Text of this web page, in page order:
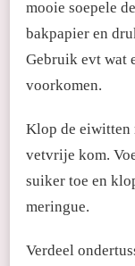
mooie soepele
bakpapier en
Gebruik evt wat
voorkomen.
Klop de eiwitten
vetvrije kom.
suiker toe en
meringue.
Verdeel